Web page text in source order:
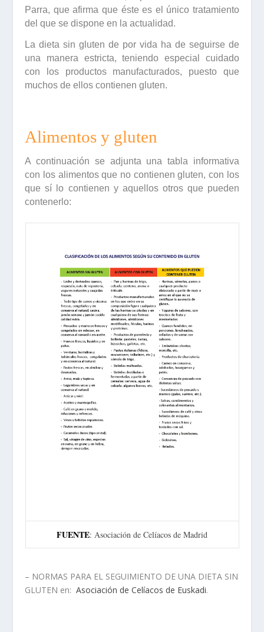
Parra, que afirma que éste es el único tratamiento
del que se dispone en la actualidad.
La dieta sin gluten de por vida ha de seguirse de
una manera estricta, teniendo especial cuidado
con
los productos manufacturados, puesto que
muchos de ellos contienen gluten.
Alimentos y gluten
A continuación se adjunta una tabla informativa
con los alimentos que no contienen gluten, con los
quesí lo contienen y aquellos otros que pueden
contenerlo:
FUENTE: Asociación de Celíacos de Madrid
– NORMAS PARA EL SEGUIMIENTO DE UNA DIETA SIN
GLUTEN en:Asociación de Celíacos de Euskadi.